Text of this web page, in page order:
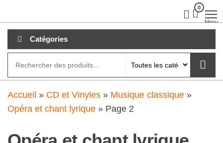
au
contenu
0
Menu
Catégories
Accueil » CD et Vinyles » Musique classique »
Opéra et chant lyrique » Page 2